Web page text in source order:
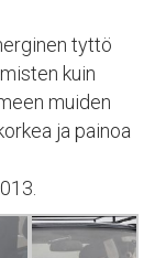
tyttö
kuin
muiden
ja painoa